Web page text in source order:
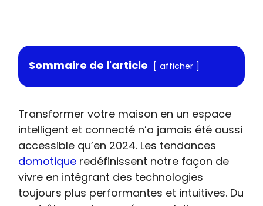
Sommaire de l'article afficher
Transformer votre maison en un espace
intelligent et connecté n’a jamais été aussi
accessible qu’en 2024. Les tendances
domotique redéfinissent notre façon de
vivre en intégrant des technologies
toujours plus performantes et intuitives. Du